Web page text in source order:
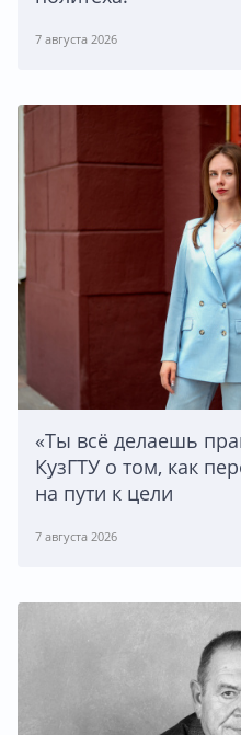
7 августа 2026
«Ты всё делаешь
КузГТУ о том, как
на пути к цели
7 августа 2026